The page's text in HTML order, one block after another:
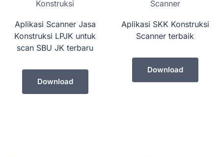
Aplikasi Scanner Jasa
Konstruksi LPJK untuk
scan SBU JK terbaru
Download
Aplikasi SKK Konstruksi
Scanner terbaik
Download